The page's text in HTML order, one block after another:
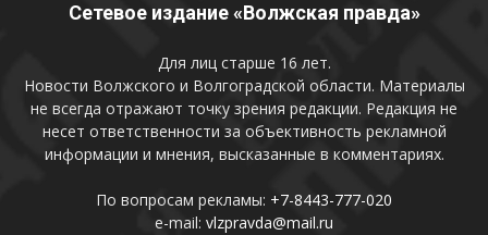
Сетевое издание «Волжская правда»
Для лиц старше 16 лет.
Новости Волжского и Волгоградской области. Материалы
не всегда отражают точку зрения редакции. Редакция не
несет ответственности за объективность рекламной
информации и мнения, высказанные в комментариях.
По вопросам рекламы: +7-8443-777-020
e-mail: vlzpravda@mail.ru